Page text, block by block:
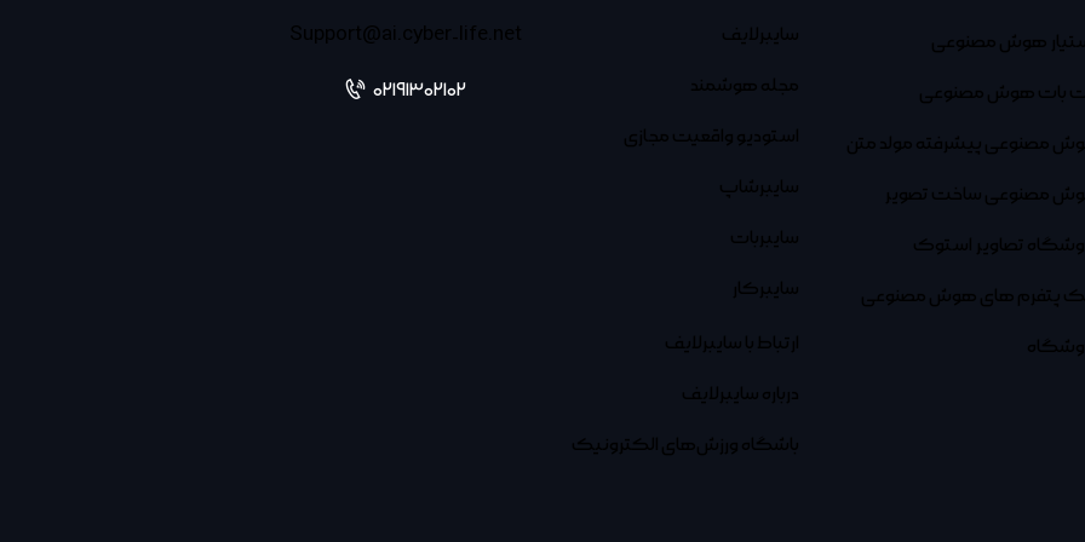
هوش مصنوعی
بات هوش مصنوعی
مصنوعی پیشرفته مولد متن
مصنوعی ساخت تصویر
تصاویر استوک
پتفرم های هوش مصنوعی
سایبرلایف
مجله هوشمند
استودیو واقعیت مجازی
سایبرشاپ
سایبربات
سایبرکار
ارتباط با سایبرلایف
درباره سایبرلایف
باشگاه ورزش‌های الکترونیک
Support@ai.cyber-life.net
02191302102